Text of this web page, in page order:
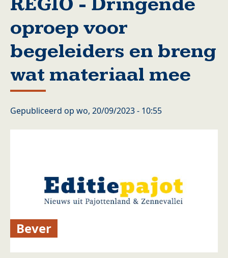
oproep voor
begeleiders en breng
wat materiaal mee
Gepubliceerd op wo, 20/09/2023 - 10:55
Bever